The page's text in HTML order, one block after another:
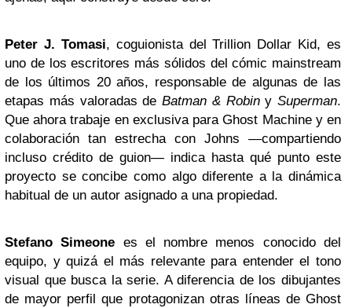
Peter J. Tomasi, coguionista del Trillion Dollar Kid, es
uno de los escritores más sólidos del cómic mainstream
de los últimos 20 años, responsable de algunas de las
etapas más valoradas de Batman & Robiny Superman.
Que ahora trabaje en exclusiva para Ghost Machine y en
colaboración tan estrecha con Johns —compartiendo
incluso crédito de guion— indica hasta qué punto este
proyecto se concibe como algo diferente a la dinámica
habitual de un autor asignado a una propiedad.
Stefano Simeone es el nombre menos conocido del
equipo, y quizá el más relevante para entender el tono
visual que busca la serie. A diferencia de los dibujantes
de mayor perfil que protagonizan otras líneas de Ghost